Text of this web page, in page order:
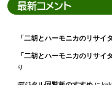
最新コメント
「二胡とハーモニカのリサイ
「二胡とハーモニカのリサイ
り